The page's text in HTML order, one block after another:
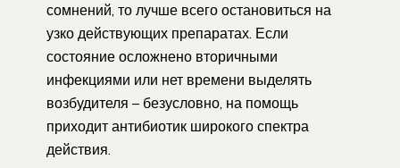
сомнений, то лучше всего остановиться на
узко действующих препаратах. Если
состояние осложнено вторичными
инфекциями или нет времени выделять
возбудителя – безусловно, на помощь
приходит антибиотик широкого спектра
действия.